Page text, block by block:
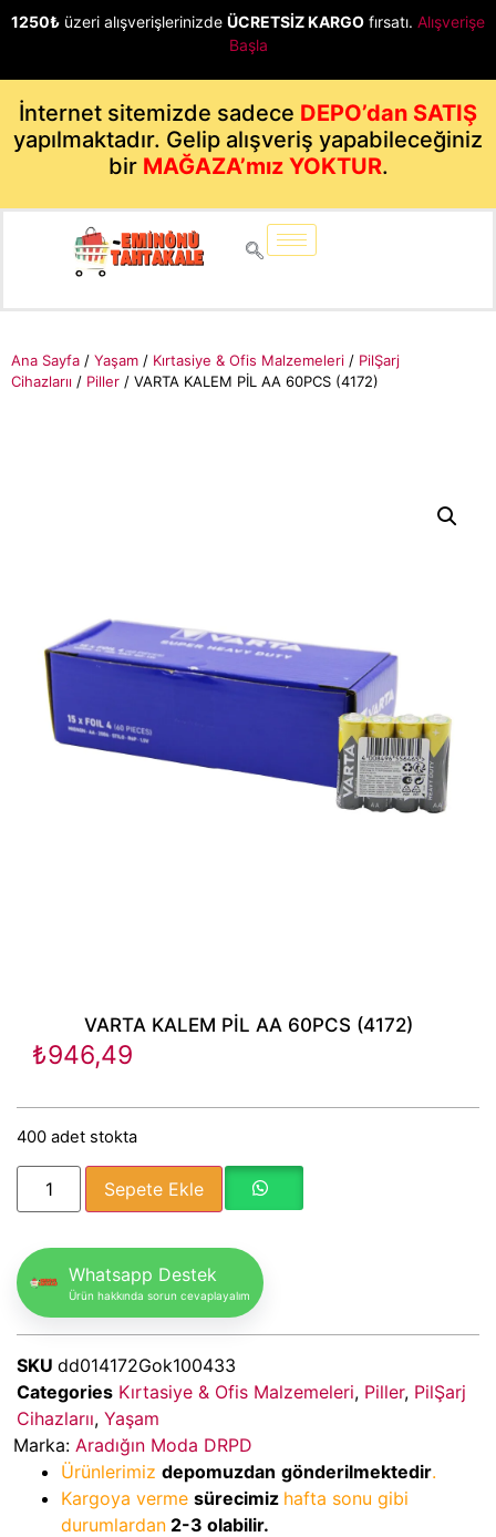
1250₺ üzeri alışverişlerinizde ÜCRETSİZ KARGO fırsatı. Alışverişe
Başla
İnternet sitemizde sadece DEPO’dan SATIŞ
yapılmaktadır. Gelip alışveriş yapabileceğiniz
bir MAĞAZA’mız YOKTUR.
Ana Sayfa / Yaşam / Kırtasiye & Ofis Malzemeleri / PilŞarj
Cihazlarıı / Piller / VARTA KALEM PİL AA 60PCS (4172)
VARTA KALEM PİL AA 60PCS (4172)
₺946,49
400 adet stokta
Sepete Ekle
Whatsapp Destek
Ürün hakkında sorun cevaplayalım
SKU dd014172Gok100433
Categories Kırtasiye & Ofis Malzemeleri, Piller, PilŞarj
Cihazlarıı, Yaşam
Marka: Aradığın Moda DRPD
Ürünlerimiz depomuzdan gönderilmektedir.
Kargoya verme sürecimiz hafta sonu gibi
durumlardan 2-3 olabilir.